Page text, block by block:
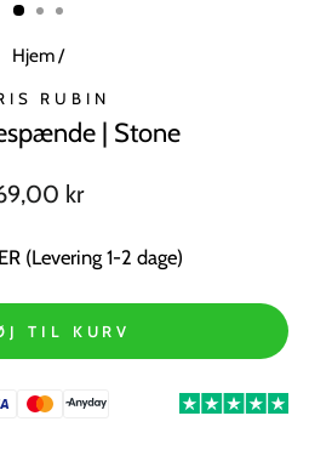
Hjem/
RUBIN
| Stone
kr
(Levering 1-2 dage)
TIL KURV